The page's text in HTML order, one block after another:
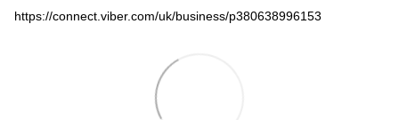
https://connect.viber.com/uk/business/p380638996153